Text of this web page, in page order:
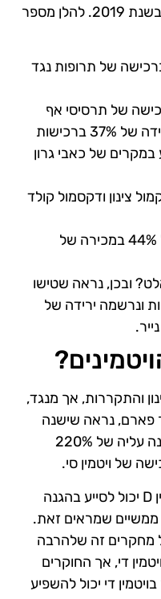
תרופות מסוימות באותם חודשים בשנת 2019. להלן מספר
ירידה חדה של 30% ברכישה של תרופות נגד
ירידה של 17% ברכישה של תרסיסי אף
(למשל: אלרין ואוטריווין) וירידה של 37% ברכישות
במקרים של כאבי גרון
צינון ודקסמול קולד
.נרשמה ירידה מדהימה של 44% במכירה של
ובכן, נראה שטישו
ונרשמה ירידה של
והתקררות, אך מנגד,
פארם, נראה שישנה
עלייה בקניית ויטמינים. למשל, ישנה עליה של 220%
לגבי ויטמין די, ישנה סברה שויטמין D יכול לסייע בהגנה
ממשיים שמראים זאת.
מחקרים זה שלהרבה
די, אך החוקרים
די יכול להשפיע